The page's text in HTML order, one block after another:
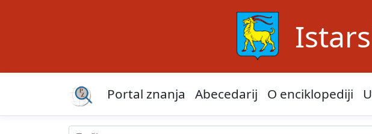
Portal znanja Abecedarij O enciklopediji